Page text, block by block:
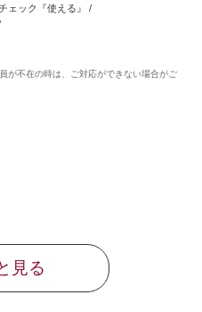
ェック『使える』
が不在の時は、ご対応ができない場合がご
見る